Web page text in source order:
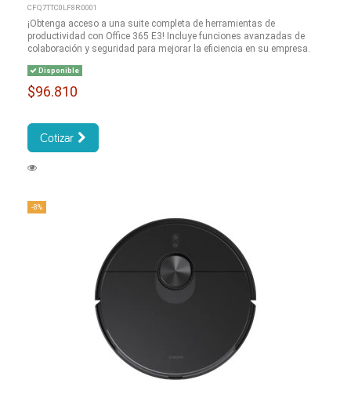
CFQ7TTC0LF8R:0001
¡Obtenga acceso a una suite completa de herramientas de
productividad con Office 365 E3! Incluye funciones avanzadas de
colaboración y seguridad para mejorar la eficiencia en su empresa.
Disponible
$96.810
Cotizar
-8%